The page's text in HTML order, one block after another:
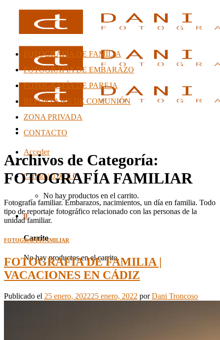
Acceder
Carrito /0,00€ 0
No hay productos en el carrito.
0
Carrito
No hay productos en el carrito.
FOTOGRAFÍA DE FAMILIA
FOTOGRAFÍA DE EMBARAZO
FOTOGRAFÍA DE PAREJA
REPORTAJES DE COMUNIÓN
ZONA PRIVADA
CONTACTO
Archivos de Categoría:
FOTOGRAFÍA FAMILIAR
Fotografía familiar. Embarazos, nacimientos, un día en familia. Todo
tipo de reportaje fotográfico relacionado con las personas de la
unidad familiar.
FOTOGRAFÍA FAMILIAR
FOTOGRAFIA DE FAMILIA |
VACACIONES EN CÁDIZ
Publicado el 25 enero, 202225 enero, 2022 porDani Troncoso